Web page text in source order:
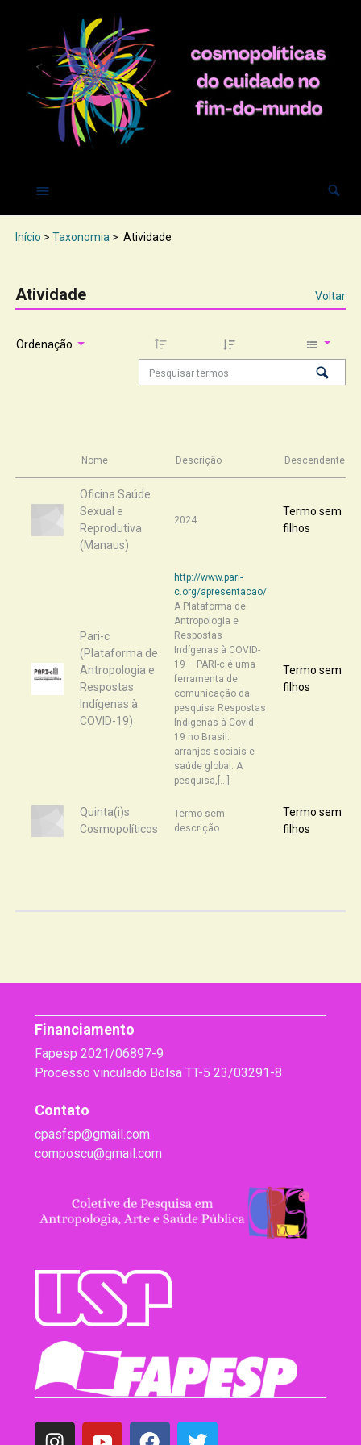
Início > Taxonomia > Atividade
Atividade Voltar
Ordenação
Nome Descrição Descendentes
Oficina Saúde
Sexual e
Reprodutiva
(Manaus)
2024
Termo sem
filhos
Pari-c
(Plataforma de
Antropologia e
Respostas
Indígenas à
COVID-19)
http://www.pari-
c.org/apresentacao/
A Plataforma de
Antropologia e
Respostas
Indígenas à COVID-
19 – PARI-c é uma
ferramenta de
comunicação da
pesquisa Respostas
Indígenas à Covid-
19 no Brasil:
arranjos sociais e
saúde global. A
pesquisa,[...]
Termo sem
filhos
Quinta(i)s
Cosmopolíticos
Termo sem
descrição
Termo sem
filhos
Financiamento
Fapesp 2021/06897-9
Processo vinculado Bolsa TT-5 23/03291-8
Contato
cpasfsp@gmail.com
composcu@gmail.com